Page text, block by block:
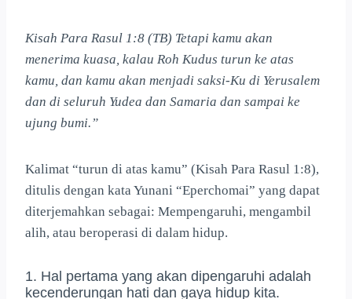
Kisah Para Rasul 1:8 (TB) Tetapi kamu akan
menerima kuasa, kalau Roh Kudus turun ke atas
kamu, dan kamu akan menjadi saksi-Ku di Yerusalem
dan di seluruh Yudea dan Samaria dan sampai ke
ujung bumi.”
Kalimat “turun di atas kamu” (Kisah Para Rasul 1:8),
ditulis dengan kata Yunani “Eperchomai” yang dapat
diterjemahkan sebagai: Mempengaruhi, mengambil
alih, atau beroperasi di dalam hidup.
1. Hal pertama yang akan dipengaruhi adalah
kecenderungan hati dan gaya hidup kita.